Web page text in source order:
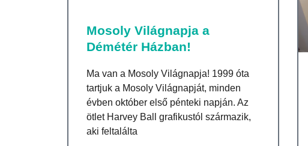
Mosoly Világnapja a
Démétér Házban!
Ma van a Mosoly Világnapja! 1999 óta
tartjuk a Mosoly Világnapját, minden
évben október első pénteki napján. Az
ötlet Harvey Ball grafikustól származik,
aki feltalálta